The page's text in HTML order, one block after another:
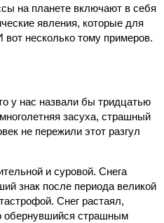
на планете включают в себя
явления, которые для
несколько тому примеров.
у нас назвали бы тридцатью
засуха, страшный
не пережили этот разгул
и суровой. Снега
знак после периода великой
Снег растаял,
обернувшийся страшным